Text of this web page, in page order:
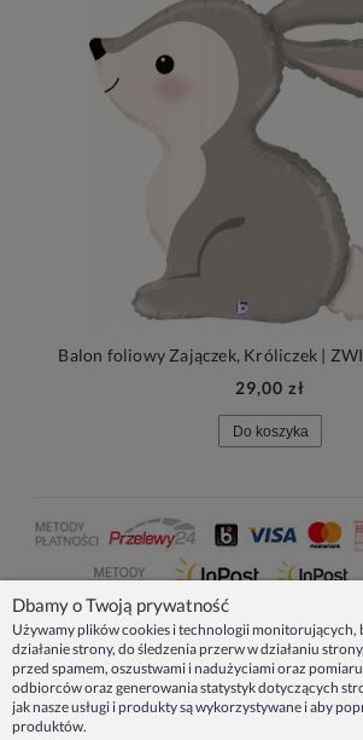
Balon foliowy Zajączek, Króliczek |
29,00 zł
Do koszyka
NASZE PRODUKTY
INFORMACJE
Dbamy o Twoją prywatność
Używamy plików cookies i technologii monitorujących,
działanie strony, do śledzenia przerw w działaniu
przed spamem, oszustwami i nadużyciami oraz
odbiorców oraz generowania statystyk dotyczących
jak nasze usługi i produkty są wykorzystywane i aby
produktów.